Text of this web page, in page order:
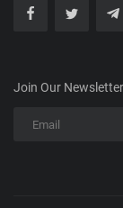
Join Our Newsletter